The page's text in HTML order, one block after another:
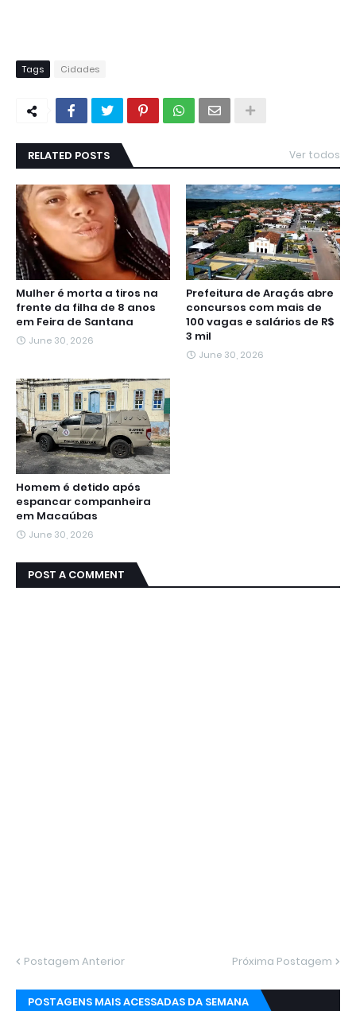
Tags Cidades
RELATED POSTS Ver todos
Mulher é morta a tiros na
frente da filha de 8 anos
em Feira de Santana
June 30, 2026
Prefeitura de Araçás abre
concursos com mais de
100 vagas e salários de R$
3 mil
June 30, 2026
Homem é detido após
espancar companheira
em Macaúbas
June 30, 2026
POST A COMMENT
Postagem Anterior Próxima Postagem
POSTAGENS MAIS ACESSADAS DA SEMANA